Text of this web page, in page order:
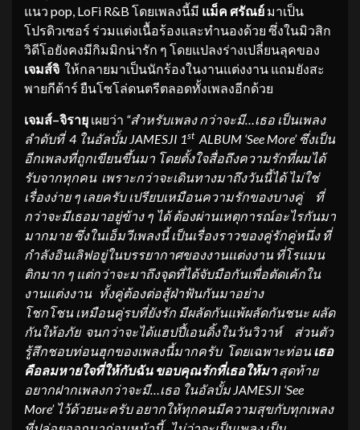
แนว pop, LoFi R&B โดยเพลงนี้มี แม็ค ศรัณย์ มาเป็น
โปรดิวเซอร์ ร่วมแต่งเนื้อร้องและทำนองด้วย ซึ่งในมิวสิก
วิดีโอยังคงมีกิมมิกน่ารัก ๆ โดยแปลงร่างเปลี่ยนลุคของ
เจมส์จิ ให้กลายมาเป็นนักร้องในงานแต่งงาน แถมยังสะ
พายกีต้าร์ ยืนโซโล่ดนตรีตลอดทั้งเพลงอีกด้วย
เจมส์–จิรายุ เผยว่า “สำหรับเพลง กว่าจะมี… เธอ เป็นเพลง
ลำดับที่ 4 ในอัลบั้ม JAMESJI 1st ALBUM ‘See More’ ซึ่งเป็น
อีกเพลงที่ถูกเขียนขึ้นมา โดยตั้งใจสื่อถึงความรักที่ผมได้
รับจากทุกคน เพราะกว่าจะเดินทางมาถึงวันนี้ได้ไม่ใช่
เรื่องง่าย ๆ เลยครับเปรียบเหมือนความรักของบางคู่
ที่
กว่าจะมีเธอมาอยู่ข้าง ๆ ได้ต้องผ่านเหตุการณ์อะไรกันมา
มากมายซึ่งในเอ็มวีเพลงนี้ เป็นเรื่องราวของคู่รักคู่หนึ่ง ที่
กำลังอินเลิฟอยู่ในบรรยากาศของงานแต่งงาน ที่โรแมน
ติกมาก ๆ แต่กว่าจะมาถึงจุดที่ได้จับมือกันเพื่อตัดเค้กใน
งานแต่งงาน ทั้งคู่ต้องต่อสูฝ่าฟันกันมาอย่าง
โชกโชน เหมือนคู่รบที่ยังรัก มีผลัดกันแพ้ผลัดกันชนะ ผลัด
กันให้อภัย จนกว่าจะได้แฮปปี้เอนดิ้งในวันวิวาห์
ส่วนตัว
รู้สึกชอบท่อนฮุกของเพลงนี้มากครับ โดยเฉพาะท่อน เธอ
คือลมหายใจที่ให้กับฉัน ขอบคุณรักที่เธอให้มาสุดท้าย
อยากฝากเพลงกว่าจะมี… เธอ ในอัลบั้ม JAMESJI ‘See
More’ ไว้ด้วยนะครับอยากให้ทุกคนมีความสุขกับทุกเพลง